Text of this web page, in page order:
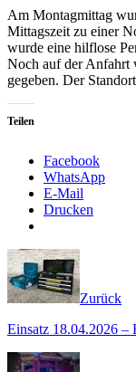
Am Montagmittag
Mittagszeit zu einer
wurde eine hilflose
Noch auf der Anfahrt
gegeben. Der
Teilen
Facebook
WhatsApp
E-Mail
Drucken
Zurück
Einsatz 18.04.2026 –